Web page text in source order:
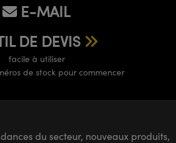
E-MAIL
DE DEVIS
facile à utiliser
de stock pour commencer
du secteur, nouveaux produits,